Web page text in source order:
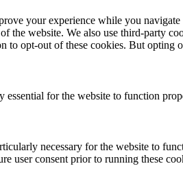
your experience while you
the website. We also use third-party
to opt-out of these cookies. But
essential for the website to function
necessary for the website to
user consent prior to running these